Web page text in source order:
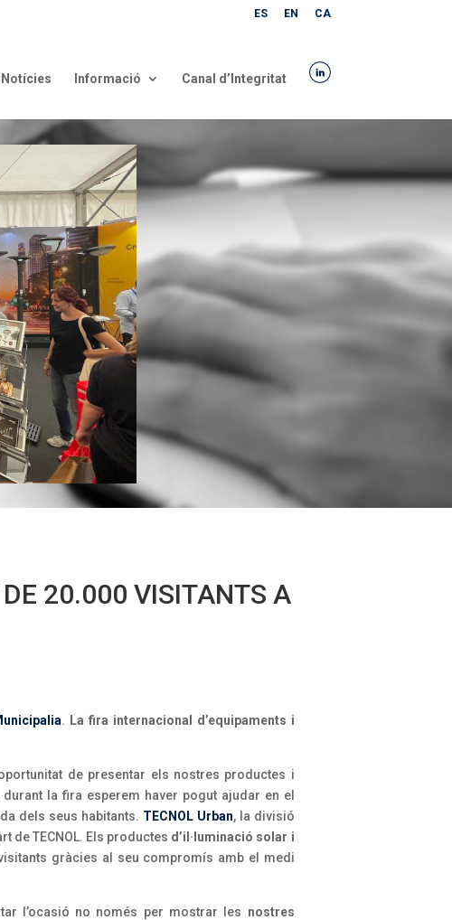
ES EN CA
Notícies Informació Canal d’Integritat
DE 20.000 VISITANTS A
.
La fira internacional d’equipaments i
de presentar els nostres productes i
la fira esperem haver pogut ajudar en el
dels seus habitants. TECNOL Urban, la divisió
de TECNOL. Els productes d’il·luminació solar i
gràcies al seu compromís amb el medi
l’ocasió no només per mostrar les nostres